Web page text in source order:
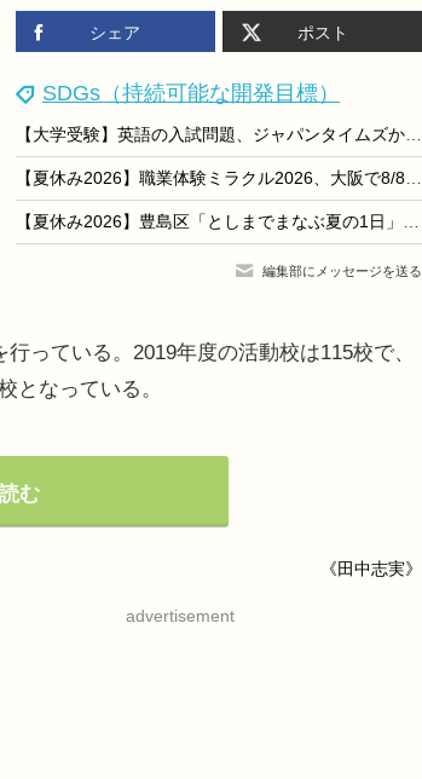
シェア ポスト
SDGs（持続可能な開発目標）
【大学受験】英語の入試問題、ジャパンタイムズから180問出題…AIなど時事頻出
【夏休み2026】職業体験ミラクル2026、大阪で8/8…専門学校8校集結
【夏休み2026】豊島区「としまでまなぶ夏の1日」7/26…職業体験やSDGsなど15ブース
編集部にメッセージを送る
っている。2019年度の活動校は115校で、
となっている。
む
《田中志実》
advertisement